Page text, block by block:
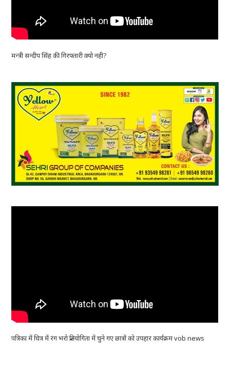
मन्त्री सन्दीप सिंह की गिरफ्तारी क्यो नही?
पत्रिका में चित्र में रंग भरो प्रतियोगिता में चुने गए छात्रों को उपहार कार्यक्रम vob news